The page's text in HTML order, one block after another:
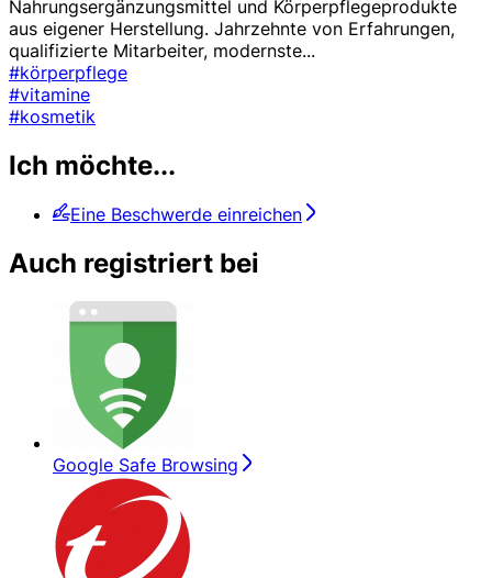
Nahrungsergänzungsmittel und Körperpflegeprodukte
aus eigener Herstellung. Jahrzehnte von Erfahrungen,
qualifizierte Mitarbeiter, modernste...
#körperpflege
#vitamine
#kosmetik
Ich möchte...
Eine Beschwerde einreichen
Auch registriert bei
Google Safe Browsing